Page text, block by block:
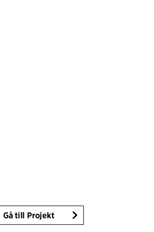
Gå till Projekt